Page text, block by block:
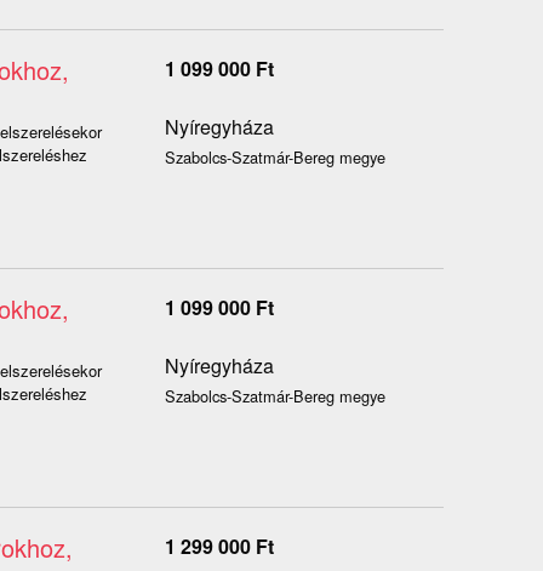
1 099 000 Ft
Nyíregyháza
Szabolcs-Szatmár-Bereg megye
1 099 000 Ft
Nyíregyháza
Szabolcs-Szatmár-Bereg megye
1 299 000 Ft